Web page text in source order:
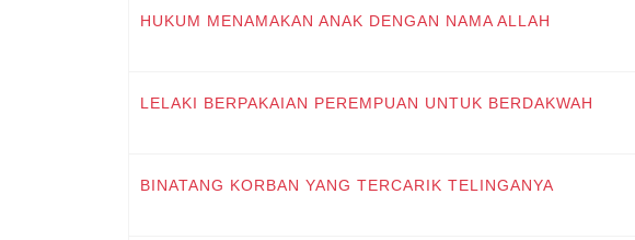
HUKUM MENAMAKAN ANAK DENGAN NAMA ALLAH
LELAKI BERPAKAIAN PEREMPUAN UNTUK BERDAKWAH
BINATANG KORBAN YANG TERCARIK TELINGANYA